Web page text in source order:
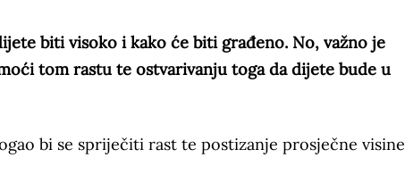
biti visoko i kako će biti građeno. No, važno je
tom rastu te ostvarivanju toga da dijete bude u
bi se spriječiti rast te postizanje prosječne visine